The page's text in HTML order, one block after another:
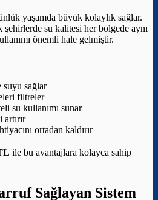
yaşamda büyük kolaylık sağlar.
su kalitesi her bölgede aynı
önemli hale gelmiştir.
suyu sağlar
filtreler
su kullanımı sunar
ortadan kaldırır
ile bu avantajlara kolayca sahip
Sağlayan Sistem